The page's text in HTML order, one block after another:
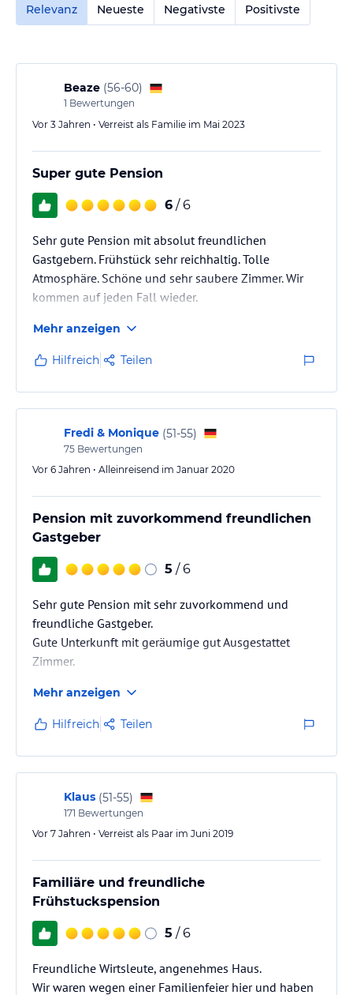
Relevanz
Neueste Negativste Positivste
Beaze (56-60)
1 Bewertungen
Vor 3 Jahren • Verreist als Familie im Mai 2023
Super gute Pension
6 / 6
Sehr gute Pension mit absolut freundlichen
Gastgebern. Frühstück sehr reichhaltig. Tolle
Atmosphäre. Schöne und sehr saubere Zimmer. Wir
kommen auf jeden Fall wieder.
Mehr anzeigen
Hilfreich Teilen
Fredi & Monique (51-55)
75 Bewertungen
Vor 6 Jahren • Alleinreisend im Januar 2020
Pension mit zuvorkommend freundlichen
Gastgeber
5 / 6
Sehr gute Pension mit sehr zuvorkommend und
freundliche Gastgeber.
Gute Unterkunft mit geräumige gut Ausgestattet
Zimmer.
braucht.
Wünsche werden von den Gastgebern sofort erfüllt. (
Schnüß aufmachen)
Mehr anzeigen
Hilfreich Teilen
Klaus (51-55)
171 Bewertungen
Vor 7 Jahren • Verreist als Paar im Juni 2019
Familiäre und freundliche
Frühstuckspension
5 / 6
Freundliche Wirtsleute, angenehmes Haus.
Wir waren wegen einer Familienfeier hier und haben